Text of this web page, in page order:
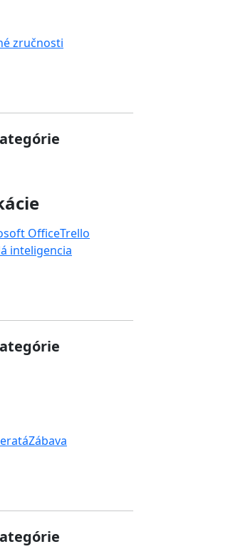
zručnosti
OfficeTrello
inteligencia
Zábava